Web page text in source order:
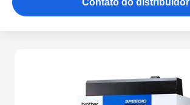
Contato do distribuidor